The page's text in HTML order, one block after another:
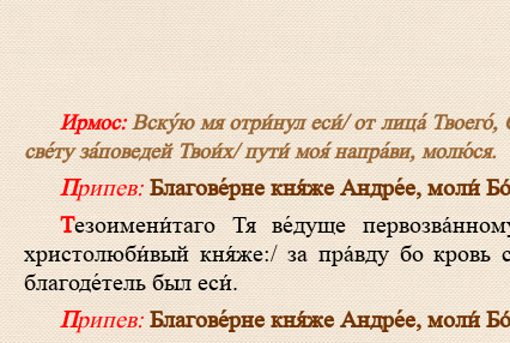
Ирмос:Вску́ю мя отри́нул еси́/ от лица́ Твоего́,
све́ту за́поведей Твои́х/ пути́ моя́ напра́ви, молю́ся.
Припев: Благове́рне кня́же Андре́е, моли́
Тезоимени́таго Тя ве́дуще первозва́нному ученику́ Христо́ву,/ сообра́зна тому́ ви́дим тя и в кончи́не твое́й,
христолюби́вый кня́же:/ за пра́вду бо кровь
благоде́тель был еси́.
Припев: Благове́рне кня́же Андре́е, моли́